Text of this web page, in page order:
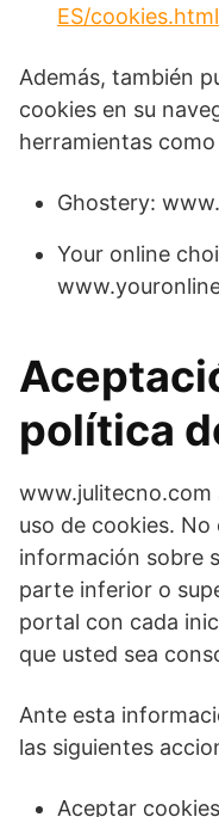
ES/cookies.html
Además, también
cookies en su
herramientas
Ghostery:
Your online
política
www.julitecno.com
uso de cookies.
información sobre
parte inferior o
portal con cada
que usted sea
Ante esta
las siguientes
Aceptar